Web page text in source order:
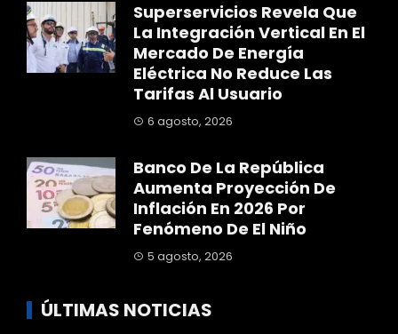
Superservicios Revela Que
La Integración Vertical En El
Mercado De Energía
Eléctrica No Reduce Las
Tarifas Al Usuario
6 agosto, 2026
Banco De La República
Aumenta Proyección De
Inflación En 2026 Por
Fenómeno De El Niño
5 agosto, 2026
ÚLTIMAS NOTICIAS